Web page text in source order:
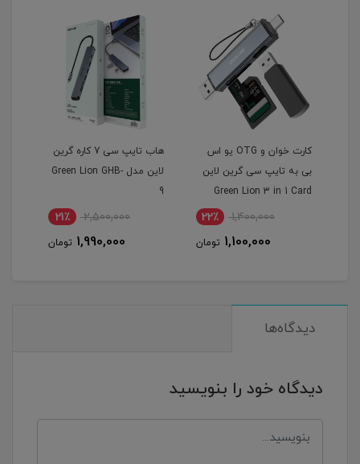
کارت خوان و OTG یو اس
بی به تایپ سی گرین لاین
Green Lion 3 in 1 Card
Reader with USB-A & USB-
1,400,000 22٪
1,100,000 تومان
هاب تایپ سی 7 کاره گرین
لاین مدل Green Lion GHB-
9
2,500,000 21٪
1,990,000 تومان
دیدگاه‌ها
دیدگاه خود را بنویسید